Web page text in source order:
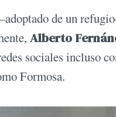
de un
Alberto
sociales incluso
Formosa.